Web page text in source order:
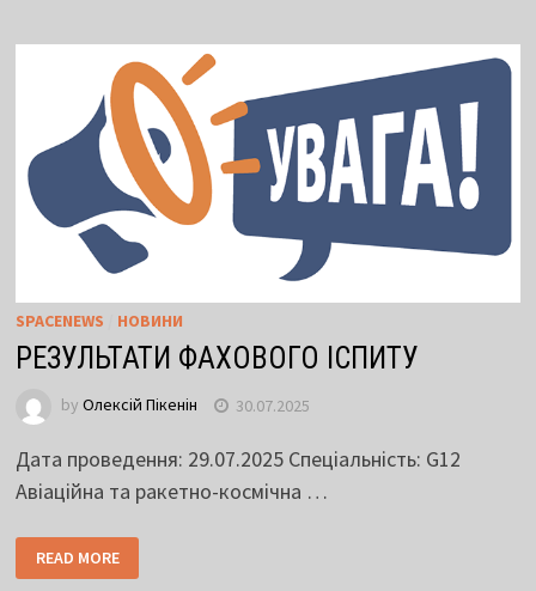
SPACENEWS НОВИНИ
РЕЗУЛЬТАТИ ФАХОВОГО ІСПИТУ
by Олексій Пікенін 30.07.2025
Дата проведення: 29.07.2025 Спеціальність: G12
Авіаційна та ракетно-космічна …
READ MORE